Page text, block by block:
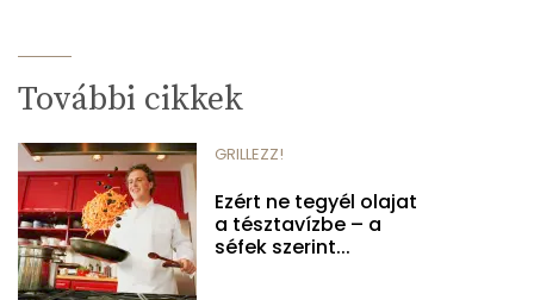
További cikkek
GRILLEZZ!
Ezért ne tegyél olajat
a tésztavízbe – a
séfek szerint...